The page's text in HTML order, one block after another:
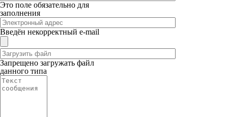
Это поле обязательно для
заполнения
Введён некорректный e-mail
Запрещено загружать файл
данного типа